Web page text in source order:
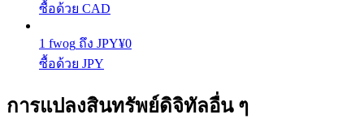
ซื้อด้วย CAD
1 fwog ถึง JPY¥0
ซื้อด้วย JPY
การแปลงสินทรัพย์ดิจิทัลอื่น ๆ